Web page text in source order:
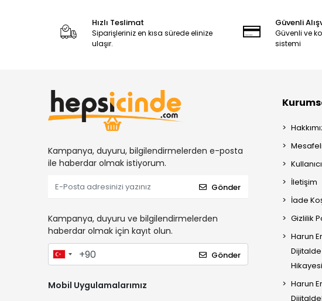
Hızlı Teslimat
Siparişleriniz en kısa sürede elinize
ulaşır.
Güvenli
Güvenli ve
sistemi
Kampanya, duyuru, bilgilendirmelerden e-posta
ile haberdar olmak istiyorum.
Gönder
Kampanya, duyuru ve bilgilendirmelerden
haberdar olmak için kayıt olun.
Gönder
Mobil Uygulamalarımız
İletişim
İade
Gizlilik
Harun
Hikayesi
Harun